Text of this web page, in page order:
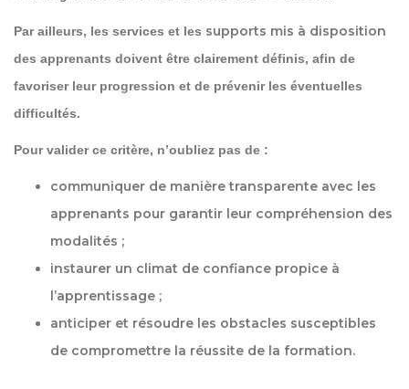
Par ailleurs, les services et les supports mis à disposition
des apprenants doivent être clairement définis, afin de
favoriser leur progression et de prévenir les éventuelles
difficultés.
Pour valider ce critère, n’oubliez pas de :
communiquer de manière transparente avec les
apprenants pour garantir leur compréhension des
modalités ;
instaurer un climat de confiance propice à
l’apprentissage ;
anticiper et résoudre les obstacles susceptibles
de compromettre la réussite de la formation.